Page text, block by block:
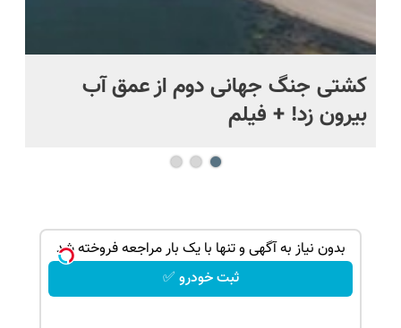
کشتی‌ جنگ جهانی دوم از عمق آب
بیرون زد! + فیلم
بدون نیاز به آگهی و تنها با یک بار مراجعه فروخته شد
ثبت خودرو ✅